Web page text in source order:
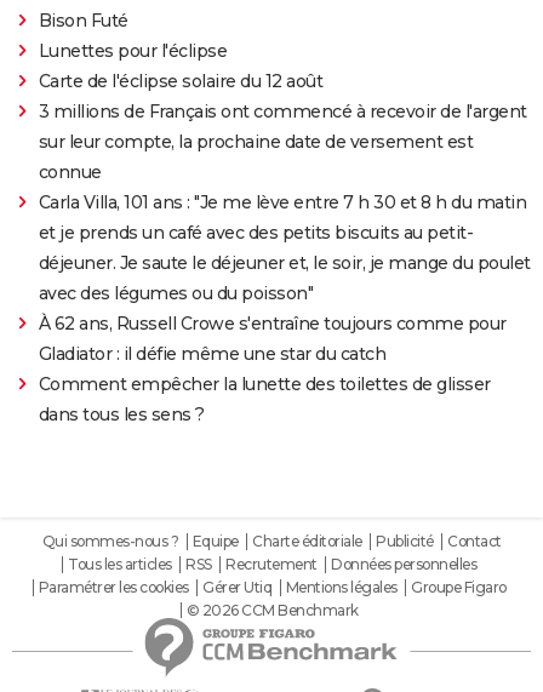
Bison Futé
Lunettes pour l'éclipse
Carte de l'éclipse solaire du 12 août
3 millions de Français ont commencé à recevoir de l'argent
sur leur compte, la prochaine date de versement est
connue
Carla Villa, 101 ans : "Je me lève entre 7 h 30 et 8 h du matin
et je prends un café avec des petits biscuits au petit-
déjeuner. Je saute le déjeuner et, le soir, je mange du poulet
avec des légumes ou du poisson"
À 62 ans, Russell Crowe s'entraîne toujours comme pour
Gladiator : il défie même une star du catch
Comment empêcher la lunette des toilettes de glisser
dans tous les sens ?
Qui sommes-nous ? Equipe Charte éditoriale Publicité
Contact
Tous les articles
RSS Recrutement
Données personnelles
Paramétrer les cookies
Gérer Utiq Mentions légales
Groupe Figaro
© 2026 CCM Benchmark